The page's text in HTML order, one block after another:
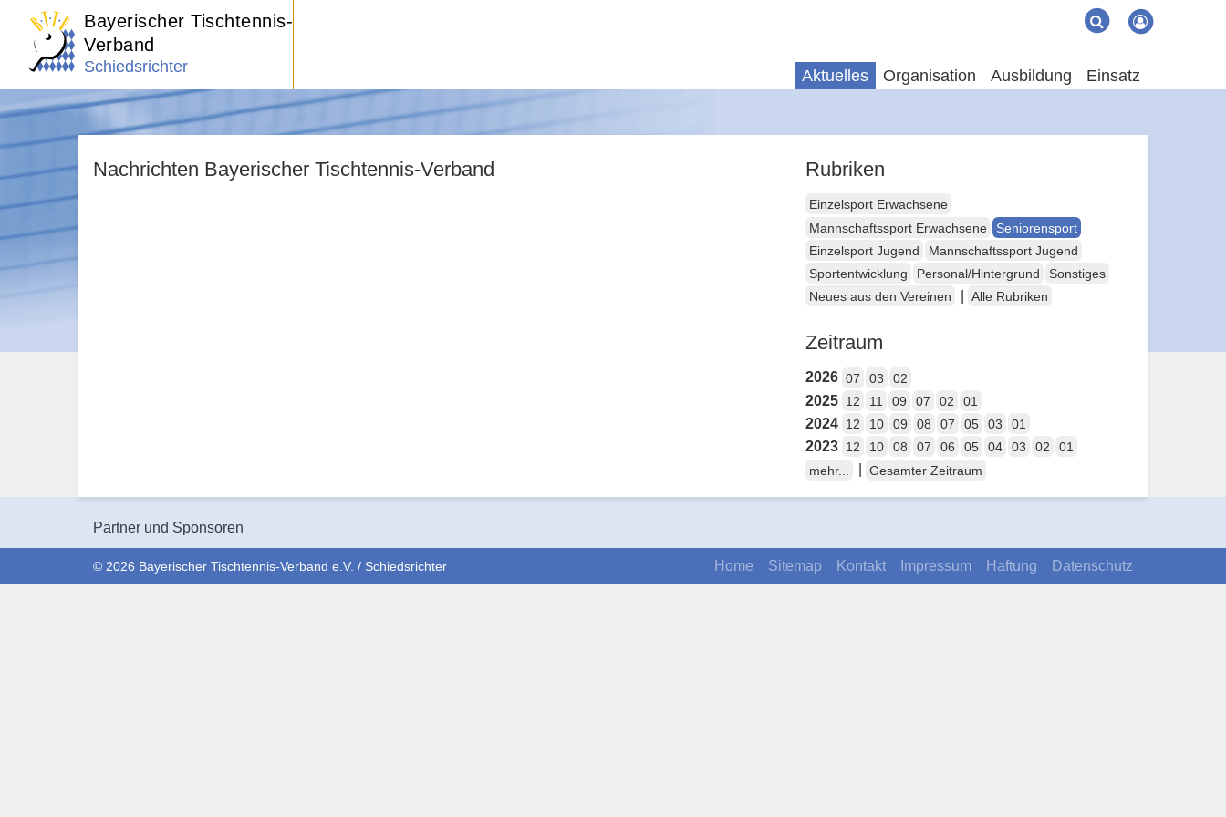
Bayerischer Tischtennis-
Verband
Schiedsrichter
Suche Suchen
Aktuelles Organisation Ausbildung Einsatz
Nachrichten Bayerischer Tischtennis-Verband Rubriken
Einzelsport Erwachsene
Mannschaftssport Erwachsene
Seniorensport
Einzelsport Jugend
Mannschaftssport Jugend
Sportentwicklung
Personal/Hintergrund
Sonstiges
Neues aus den Vereinen
Alle Rubriken
Zeitraum
2026 07 03 02
2025 12 11 09 07 02 01
2024 12 10 09 08 07 05 03 01
2023 12 10 08 07 06 05 04 03 02
01
mehr...
Gesamter Zeitraum
Partner und Sponsoren
Home Sitemap Kontakt Impressum Haftung Datenschutz
© 2026 Bayerischer Tischtennis-Verband e.V. / Schiedsrichter